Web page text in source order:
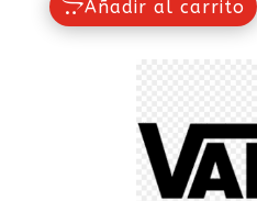
Añadir al carrito